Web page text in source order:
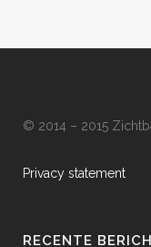
© 2014 – 2015
Privacy statement
RECENTE